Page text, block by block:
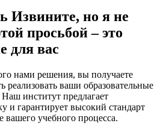
Извините, но я не
просьбой – это
для вас
нами решения, вы получаете
реализовать ваши образовательные
институт предлагает
и гарантирует высокий стандарт
вашего учебного процесса.